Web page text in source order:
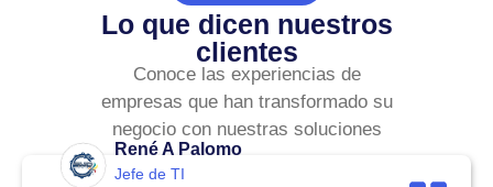
Lo que dicen nuestros
clientes
Conoce las experiencias de
empresas que han transformado su
negocio con nuestras soluciones
René A Palomo
Jefe de TI